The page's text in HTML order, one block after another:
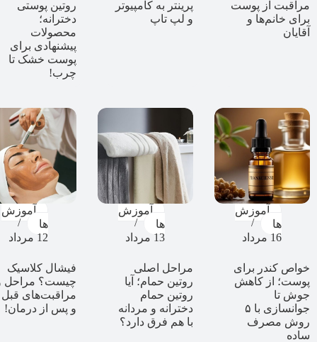
مراقبت از پوست
برای خانم‌ها و
آقایان
پرینتر به کامپیوتر
و لپ تاپ
روتین پوستی
دخترانه؛
محصولات
پیشنهادی برای
پوست خشک تا
چرب!
آموزش
ها
16 مرداد
خواص کندر برای
پوست؛ از کاهش
جوش تا
جوانسازی با ۵
روش مصرف
ساده
آموزش
ها
13 مرداد
مراحل اصلی
روتین حمام؛ آیا
روتین حمام
دخترانه و مردانه
با هم فرق دارد؟
آموزش
ها
12 مرداد
فیشال کلاسیک
چیست؟ مراحل
مراقبت‌های قبل
و پس از درمان!